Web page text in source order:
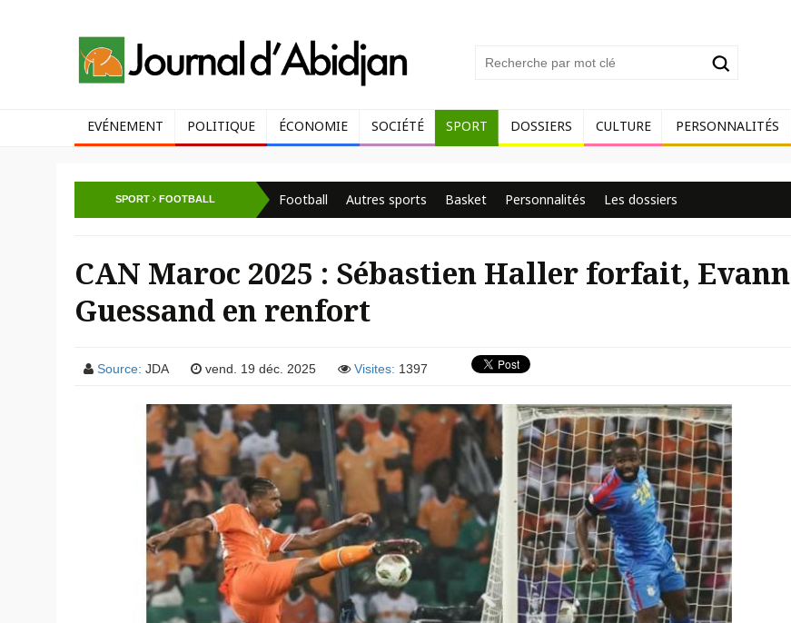
EVÉNEMENT POLITIQUE ÉCONOMIE SOCIÉTÉ SPORT DOSSIERS CULTURE PERSONNALITÉS
SPORT FOOTBALL Football Autres sports Basket Personnalités Les dossiers
CAN Maroc 2025 : Sébastien Haller forfait, Evann
Guessand en renfort
Source: JDA vend. 19 déc. 2025 Visites: 1397